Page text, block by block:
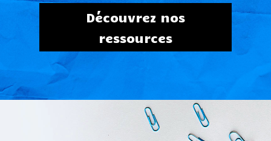
Découvrez nos
ressources